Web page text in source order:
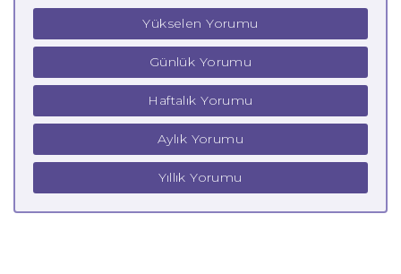
Yükselen Yorumu
Günlük Yorumu
Haftalık Yorumu
Aylık Yorumu
Yıllık Yorumu